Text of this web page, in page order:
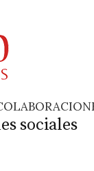
sociales